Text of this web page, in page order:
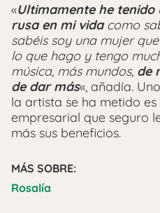
«Ultimamente he
rusa en mi vidacomo
sabéis soy una mujer
lo que hago y tengo
música, más mundos, de
de dar más«, añadía.
la artista se ha metido
empresarial que seguro
más sus beneficios.
MÁS SOBRE:
Rosalía